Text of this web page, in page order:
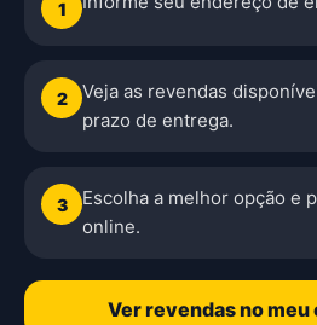
1
2
Veja as revendas
prazo de entrega.
3
Escolha a melhor opção e
online.
Ver revendas no